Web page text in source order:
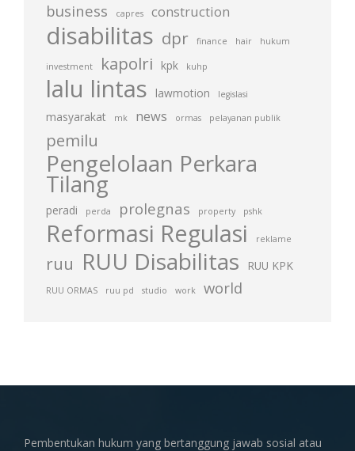
business capres construction
disabilitas dpr finance hair hukum
investment kapolri kpk kuhp
lalu lintas lawmotion legislasi
masyarakat mk news ormas pelayanan publik
pemilu
Pengelolaan Perkara
Tilang
peradi perda prolegnas property pshk
Reformasi Regulasi reklame
ruu RUU Disabilitas RUU KPK
RUU ORMAS ruu pd studio work world
Pembentukan hukum yang bertanggung jawab sosial atau